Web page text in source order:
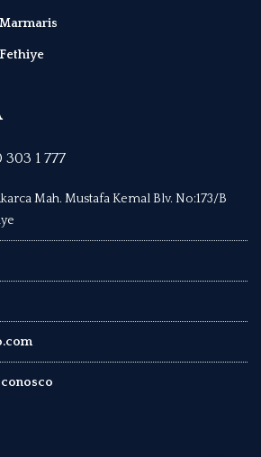
1 777
Mah. Mustafa Kemal Blv. No:173/B